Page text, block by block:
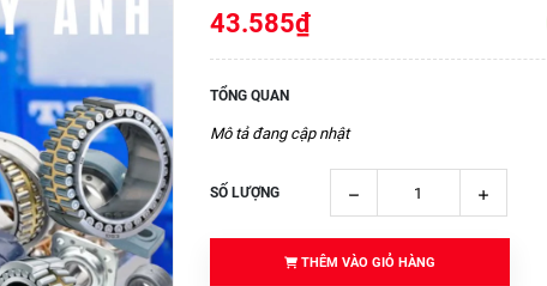
43.585₫
TỔNG QUAN
Mô tả đang cập nhật
SỐ LƯỢNG
THÊM VÀO GIỎ HÀNG